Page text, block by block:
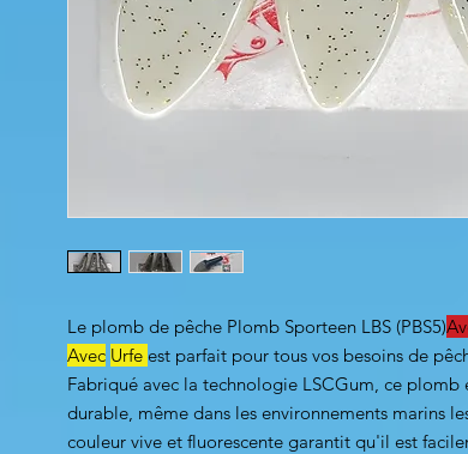
Le plomb de pêche Plomb Sporteen LBS (PBS5)
Avec Urfe est parfait pour tous vos besoins de
Fabriqué avec la technologie LSCGum, ce plomb
durable, même dans les environnements marins
couleur vive et fluorescente garantit qu'il est